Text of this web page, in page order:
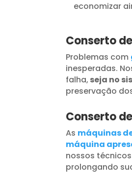
economizar
Conserto
Problemas com
inesperadas.
falha, seja no
preservação
Conserto
As máquinas
máquina
nossos
prolongando